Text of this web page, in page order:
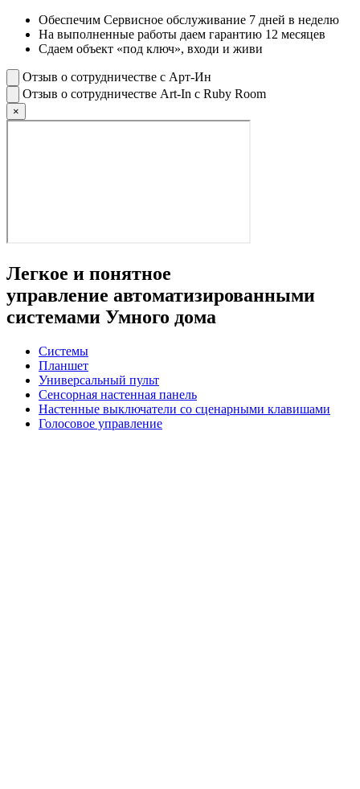
Обеспечим Сервисное обслуживание 7 дней в неделю
На выполненные работы даем гарантию 12 месяцев
Сдаем объект «под ключ», входи и живи
Отзыв о сотрудничестве с Арт-Ин
Отзыв о сотрудничестве Art-In с Ruby Room
×
Легкое и понятное
управление автоматизированными
системами Умного дома
Системы
Планшет
Универсальный пульт
Сенсорная настенная панель
Настенные выключатели со сценарными клавишами
Голосовое управление